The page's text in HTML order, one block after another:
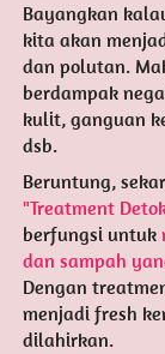
Bayangkan
kita akan
dan polutan.
berdampak
kulit, ganguan
dsb.
"Treatment
berfungsi untuk
dan sampah
Dengan
menjadi fresh
dilahirkan.